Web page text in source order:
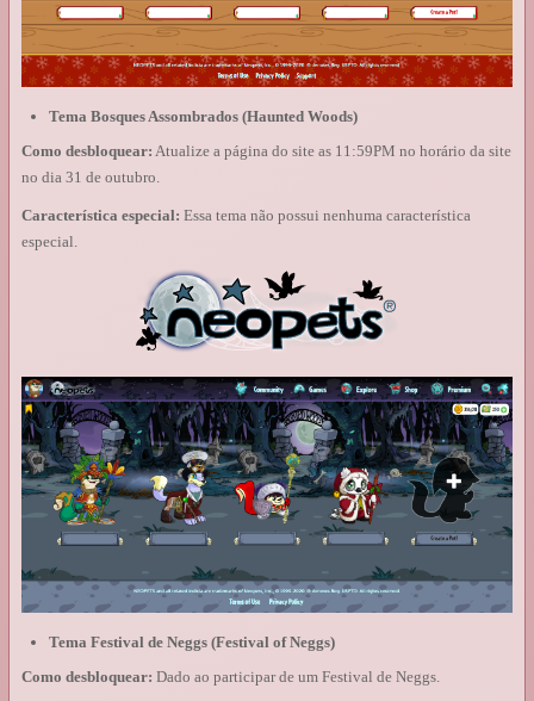
Tema Bosques Assombrados (Haunted Woods)
Como desbloquear: Atualize a página do site as 11:59PM no horário da site
no dia 31 de outubro.
Característica especial: Essa tema não possui nenhuma característica
especial.
Tema Festival de Neggs (Festival of Neggs)
Como desbloquear: Dado ao participar de um Festival de Neggs.